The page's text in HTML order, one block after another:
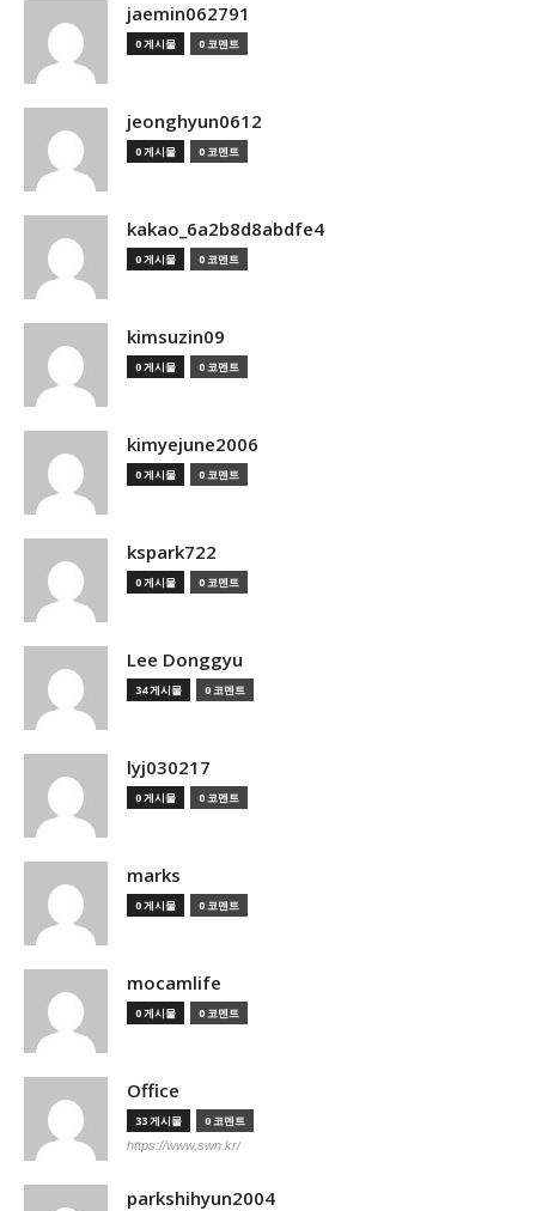
jaemin062791
0 게시물 0 코멘트
jeonghyun0612
0 게시물 0 코멘트
kakao_6a2b8d8abdfe4
0 게시물 0 코멘트
kimsuzin09
0 게시물 0 코멘트
kimyejune2006
0 게시물 0 코멘트
kspark722
0 게시물 0 코멘트
Lee Donggyu
34 게시물 0 코멘트
lyj030217
0 게시물 0 코멘트
marks
0 게시물 0 코멘트
mocamlife
0 게시물 0 코멘트
Office
33 게시물 0 코멘트
https://www.swn.kr/
parkshihyun2004